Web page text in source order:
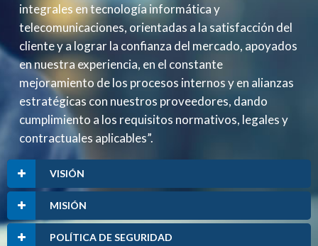
integrales en tecnología informática y
telecomunicaciones, orientadas a la satisfacción del
cliente y a lograr la confianza del mercado, apoyados
en nuestra experiencia, en el constante
mejoramiento de los procesos internos y en alianzas
estratégicas con nuestros proveedores, dando
cumplimiento a los requisitos normativos, legales y
contractuales aplicables”.
VISIÓN
MISIÓN
POLÍTICA DE SEGURIDAD